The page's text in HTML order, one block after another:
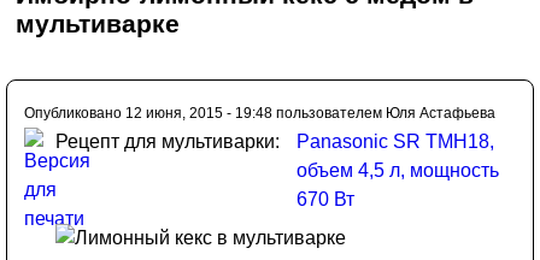
мультиварке
Опубликовано 12 июня, 2015 - 19:48 пользователем Юля Астафьева
Рецепт для мультиварки:
Panasonic SR TMH18,
объем 4,5 л, мощность
670 Вт